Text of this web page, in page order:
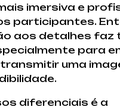
imersiva e
participantes.
aos detalhes faz
para
uma
diferenciais é a